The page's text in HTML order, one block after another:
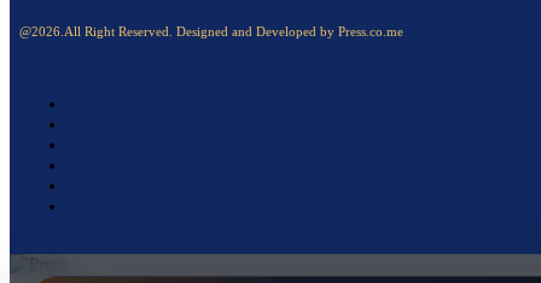
@2026.All Right Reserved. Designed and Developed by Press.co.me